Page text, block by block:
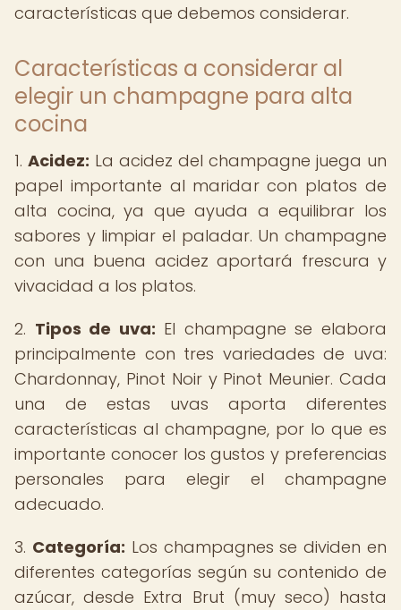
características que debemos considerar.
Características a considerar al
elegir un champagne para alta
cocina
1. Acidez: La acidez del champagne juega un
papel importante al maridar con platos de
alta cocina, ya que ayuda a equilibrar los
sabores y limpiar el paladar. Un champagne
con una buena acidez aportará frescura y
vivacidad a los platos.
2. Tipos de uva: El champagne se elabora
principalmente con tres variedades de uva:
Chardonnay, Pinot Noir y Pinot Meunier. Cada
una de estas uvas aporta diferentes
características al champagne, por lo que es
importante conocer los gustos y preferencias
personales para elegir el champagne
adecuado.
3. Categoría: Los champagnes se dividen en
diferentes categorías según su contenido de
azúcar, desde Extra Brut (muy seco) hasta